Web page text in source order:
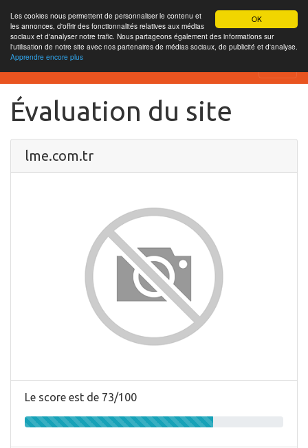
OK
Les cookies nous permettent de personnaliser le contenu et
les annonces, d'offrir des fonctionnalités relatives aux médias
sociaux et d'analyser notre trafic. Nous partageons également des informations sur
l'utilisation de notre site avec nos partenaires de médias sociaux, de publicité et d'analyse.
Apprendre encore plus
SEO Analytics
Évaluation du site
lme.com.tr
Le score est de 73/100